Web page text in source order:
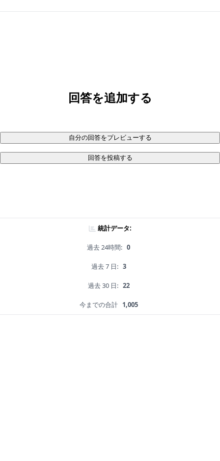
回答を追加する
自分の回答をプレビューする
回答を投稿する
統計データ:
過去 24時間: 0
過去 7 日: 3
過去 30 日: 22
今までの合計 1,005